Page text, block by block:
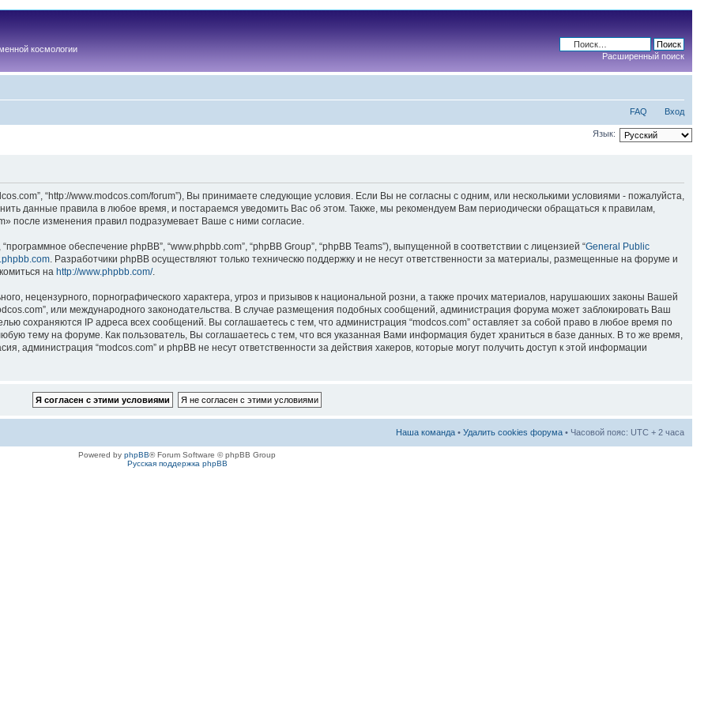
космологии
Расширенный поиск
FAQ Вход
Язык:
“http://www.modcos.com/forum”), Вы принимаете следующие условия. Если Вы не согласны с одним, или несколькими условиями - пожалуйста,
данные правила в любое время, и постараемся уведомить Вас об этом. Также, мы рекомендуем Вам периодически обращаться к правилам,
после изменения правил подразумевает Ваше с ними согласие.
обеспечение phpBB”, “www.phpbb.com”, “phpBB Group”, “phpBB Teams”), выпущенной в соответствии с лицензией “General Public
. Разработчики phpBB осуществляют только техническю поддержку и не несут ответственности за материалы, размещенные на форуме и
на http://www.phpbb.com/.
нецензурного, порнографического характера, угроз и призывов к национальной розни, а также прочих материалов, нарушаюших законы Вашей
или международного законодательства. В случае размещения подобных сообщений, администрация форума может заблокировать Ваш
сохраняются IP адреса всех сообщений. Вы соглашаетесь с тем, что администрация “modcos.com” оставляет за собой право в любое время по
тему на форуме. Как пользователь, Вы соглашаетесь с тем, что вся указанная Вами информация будет храниться в базе данных. В то же время,
администрация “modcos.com” и phpBB не несут ответственности за действия хакеров, которые могут получить доступ к этой информации
Наша команда • Удалить cookies форума • Часовой пояс: UTC + 2 часа
Powered by phpBB® Forum Software © phpBB Group
Русская поддержка phpBB